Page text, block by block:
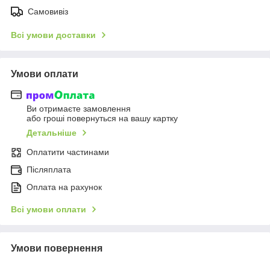
Самовивіз
Всі умови доставки
Умови оплати
Ви отримаєте замовлення
або гроші повернуться на вашу картку
Детальніше
Оплатити частинами
Післяплата
Оплата на рахунок
Всі умови оплати
Умови повернення